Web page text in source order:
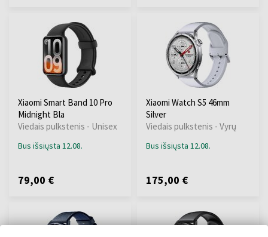
Xiaomi Smart Band 10 Pro
Midnight Bla
Viedais pulkstenis - Unisex
Bus išsiųsta 12.08.
79,00 €
Xiaomi Watch S5 46mm
Silver
Viedais pulkstenis - Vyrų
Bus išsiųsta 12.08.
175,00 €